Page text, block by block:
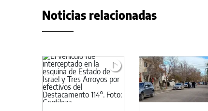
Noticias relacionadas